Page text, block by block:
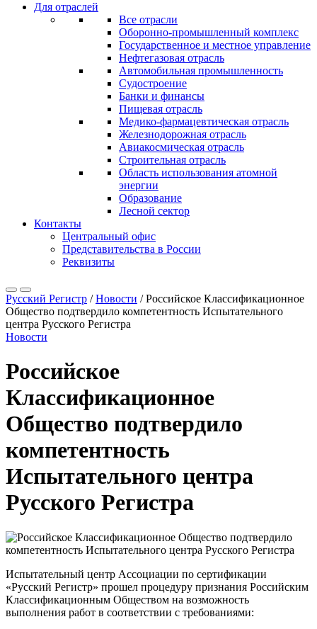
Для отраслей
Все отрасли
Оборонно‐промышленный комплекс
Государственное и местное управление
Нефтегазовая отрасль
Автомобильная промышленность
Судостроение
Банки и финансы
Пищевая отрасль
Медико-фармацевтическая отрасль
Железнодорожная отрасль
Авиакосмическая отрасль
Строительная отрасль
Область использования атомной
энергии
Образование
Лесной сектор
Контакты
Центральный офис
Представительства в России
Реквизиты
Русский Регистр /Новости /Российское Классификационное
Общество подтвердило компетентность Испытательного
центра Русского Регистра
Новости
Российское
Классификационное
Общество подтвердило
компетентность
Испытательного центра
Русского Регистра
Испытательный центр Ассоциации по сертификации
«Русский Регистр» прошел процедуру признания Российским
Классификационным Обществом на возможность
выполнения работ в соответствии с требованиями: